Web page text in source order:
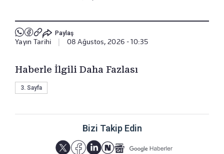
Paylaş
Yayın Tarihi 08 Ağustos, 2026 - 10:35
Haberle İlgili Daha Fazlası
3. Sayfa
Bizi Takip Edin